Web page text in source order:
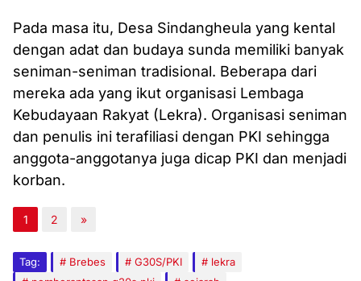
Pada masa itu, Desa Sindangheula yang kental
dengan adat dan budaya sunda memiliki banyak
seniman-seniman tradisional. Beberapa dari
mereka ada yang ikut organisasi Lembaga
Kebudayaan Rakyat (Lekra). Organisasi seniman
dan penulis ini terafiliasi dengan PKI sehingga
anggota-anggotanya juga dicap PKI dan menjadi
korban.
1 2 »
Tag: Brebes G30S/PKI
lekra